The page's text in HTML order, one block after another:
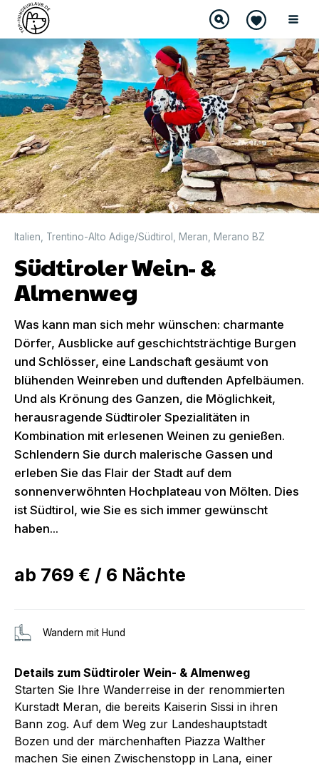
Italien Trentino-Alto Adige/Südtirol Meran Merano BZ
Südtiroler Wein- &
Almenweg
Was kann man sich mehr wünschen: charmante
Dörfer, Ausblicke auf geschichtsträchtige Burgen
und Schlösser, eine Landschaft gesäumt von
blühenden Weinreben und duftenden Apfelbäumen.
Und als Krönung des Ganzen, die Möglichkeit,
herausragende Südtiroler Spezialitäten in
Kombination mit erlesenen Weinen zu genießen.
Schlendern Sie durch malerische Gassen und
erleben Sie das Flair der Stadt auf dem
sonnenverwöhnten Hochplateau von Mölten. Dies
ist Südtirol, wie Sie es sich immer gewünscht
haben...
ab 769 € / 6 Nächte
Wandern mit Hund
Details zum Südtiroler Wein- & Almenweg
Starten Sie Ihre Wanderreise in der renommierten
Kurstadt Meran, die bereits Kaiserin Sissi in ihren
Bann zog. Auf dem Weg zur Landeshauptstadt
Bozen und der märchenhaften Piazza Walther
machen Sie einen Zwischenstopp in Lana, einer